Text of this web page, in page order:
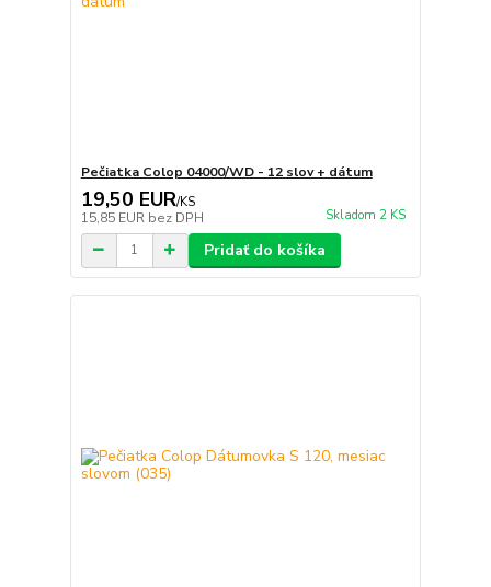
Pečiatka Colop 04000/WD - 12 slov + dátum
19,50 EUR/KS
15,85 EUR bez DPH Skladom 2 KS
Pridať do košíka